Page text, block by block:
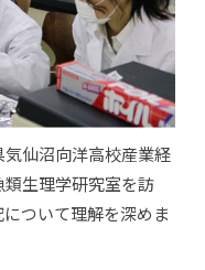
仙沼向洋高校産業経
生理学研究室を訪
ついて理解を深めま